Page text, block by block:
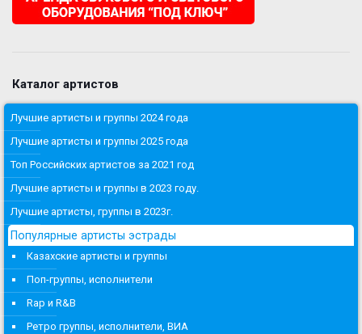
Каталог артистов
Лучшие артисты и группы 2024 года
Лучшие артисты и группы 2025 года
Топ Российских артистов за 2021 год
Лучшие артисты и группы в 2023 году.
Лучшие артисты, группы в 2023г.
Популярные артисты эстрады
Казахские артисты и группы
Поп-группы, исполнители
Rap и R&B
Ретро группы, исполнители, ВИА